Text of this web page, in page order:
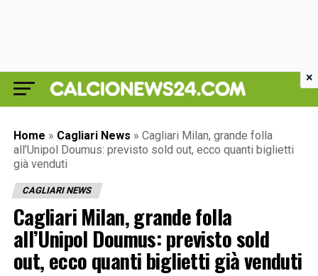
Home » Cagliari News » Cagliari Milan, grande folla
all’Unipol Doumus: previsto sold out, ecco quanti biglietti
già venduti
CAGLIARI NEWS
Cagliari Milan, grande folla
all’Unipol Doumus: previsto sold
out, ecco quanti biglietti già venduti
×